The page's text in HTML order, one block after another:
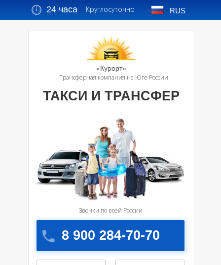
24 часа Круглосуточно RUS
«Курорт»
Трансферная компания на Юге России
8 900 284-70-70
Звонки по всей России
ТАКСИ И ТРАНСФЕР